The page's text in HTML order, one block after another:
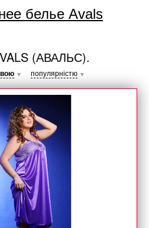
белье Avals
(АВАЛЬС).
▼ популярністю ▼